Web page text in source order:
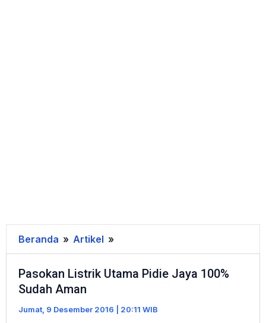
Beranda » Artikel »
Listrik
Utama
Jaya
Pasokan Listrik Utama Pidie Jaya 100%
Sudah Aman
Jumat, 9 Desember 2016 | 20:11 WIB